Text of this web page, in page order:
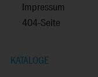
Impressum
404-Seite
KATALOGE